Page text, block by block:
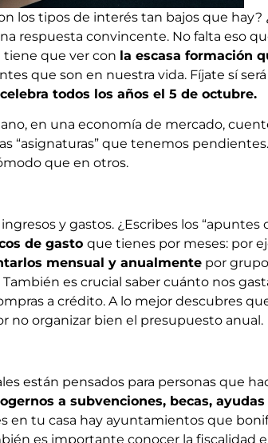
los tipos de interés tan bajos que
respuesta convincente. No falta eso
tiene que ver con la escasa formación
que son en nuestra vida. Fíjate sí
todos los años el 5 de octubre.
en una economía de mercado,
“asignaturas” que tenemos
que en otros.
y gastos. ¿Escribes los “apuntes
de gasto que tienes por meses: por
mensual y anualmente por
es crucial saber cuánto nos
a crédito. A lo mejor descubres
no organizar bien el presupuesto anual.
están pensados para personas que
a subvenciones, becas,
en tu casa hay ayuntamientos que
es importante conocer la